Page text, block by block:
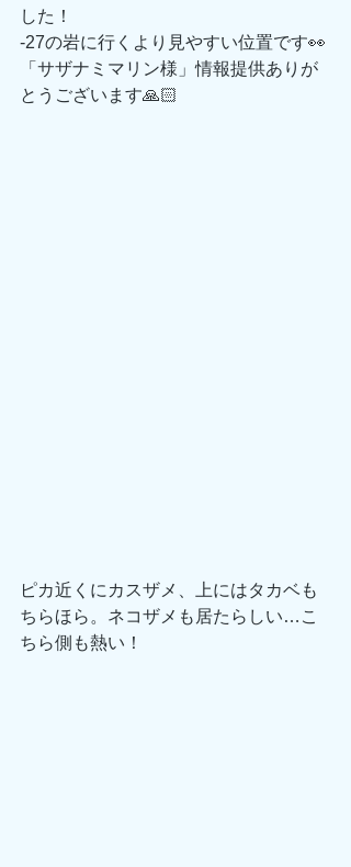
した！
-27の岩に行くより見やすい位置です👀
「サザナミマリン様」情報提供ありが
とうございます🙏🏻
ピカ近くにカスザメ、上にはタカベも
ちらほら。ネコザメも居たらしい…こ
ちら側も熱い！